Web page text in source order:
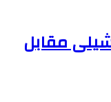
مقابل